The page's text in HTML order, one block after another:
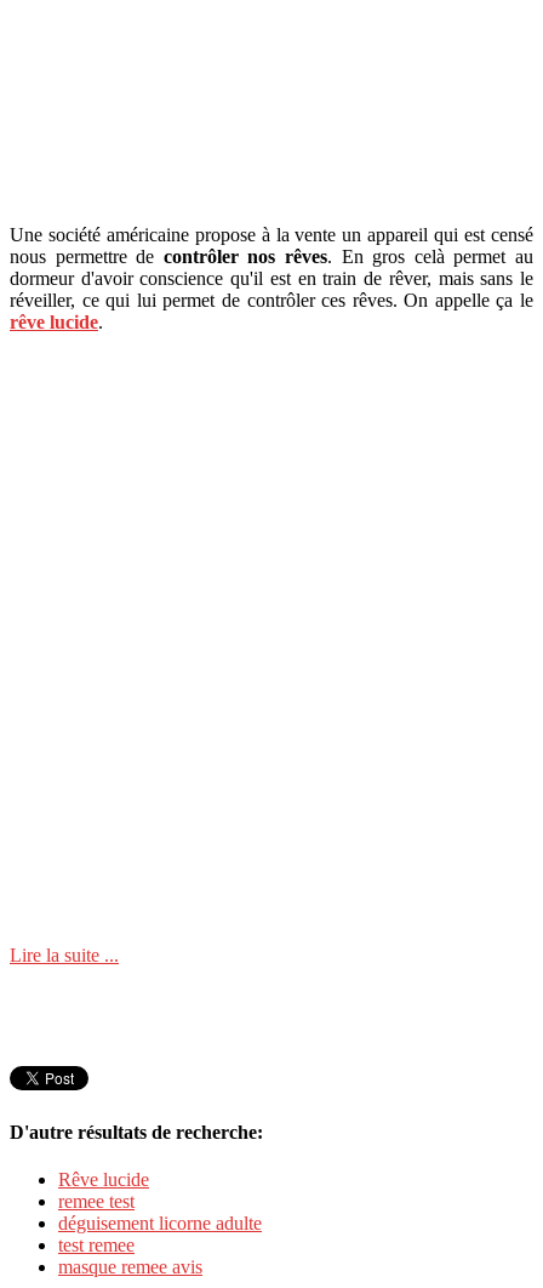
Une société américaine propose à la vente un appareil qui est censé
nous permettre de contrôler nos rêves. En gros celà permet au
dormeur d'avoir conscience qu'il est en train de rêver, mais sans le
réveiller, ce qui lui permet de contrôler ces rêves. On appelle ça le
rêve lucide.
Lire la suite ...
D'autre résultats de recherche:
Rêve lucide
remee test
déguisement licorne adulte
test remee
masque remee avis